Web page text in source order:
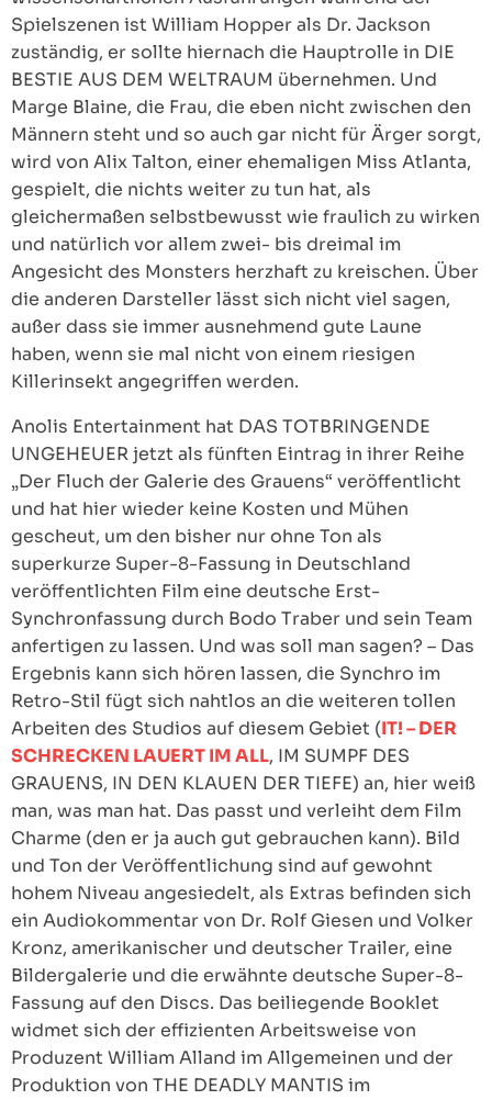
Spielszenen ist William Hopper als Dr. Jackson
zuständig, er sollte hiernach die Hauptrolle in DIE
BESTIE AUS DEM WELTRAUM übernehmen. Und
Marge Blaine, die Frau, die eben nicht zwischen den
Männern steht und so auch gar nicht für Ärger sorgt,
wird von Alix Talton, einer ehemaligen Miss Atlanta,
gespielt, die nichts weiter zu tun hat, als
gleichermaßen selbstbewusst wie fraulich zu wirken
und natürlich vor allem zwei- bis dreimal im
Angesicht des Monsters herzhaft zu kreischen. Über
die anderen Darsteller lässt sich nicht viel sagen,
außer dass sie immer ausnehmend gute Laune
haben, wenn sie mal nicht von einem riesigen
Killerinsekt angegriffen werden.
Anolis Entertainment hat DAS TOTBRINGENDE
UNGEHEUER jetzt als fünften Eintrag in ihrer Reihe
„Der Fluch der Galerie des Grauens“ veröffentlicht
und hat hier wieder keine Kosten und Mühen
gescheut, um den bisher nur ohne Ton als
superkurze Super-8-Fassung in Deutschland
veröffentlichten Film eine deutsche Erst-
Synchronfassung durch Bodo Traber und sein Team
anfertigen zu lassen. Und was soll man sagen? – Das
Ergebnis kann sich hören lassen, die Synchro im
Retro-Stil fügt sich nahtlos an die weiteren tollen
Arbeiten des Studios auf diesem Gebiet (IT! – DER
SCHRECKEN LAUERT IM ALL, IM SUMPF DES
GRAUENS, IN DEN KLAUEN DER TIEFE) an, hier weiß
man, was man hat. Das passt und verleiht dem Film
Charme (den er ja auch gut gebrauchen kann). Bild
und Ton der Veröffentlichung sind auf gewohnt
hohem Niveau angesiedelt, als Extras befinden sich
ein Audiokommentar von Dr. Rolf Giesen und Volker
Kronz, amerikanischer und deutscher Trailer, eine
Bildergalerie und die erwähnte deutsche Super-8-
Fassung auf den Discs. Das beiliegende Booklet
widmet sich der effizienten Arbeitsweise von
Produzent William Alland im Allgemeinen und der
Produktion von THE DEADLY MANTIS im